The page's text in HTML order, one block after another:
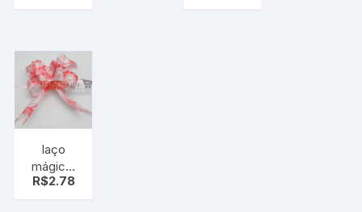
laço
mágico,
laço fácil,
R$2.78